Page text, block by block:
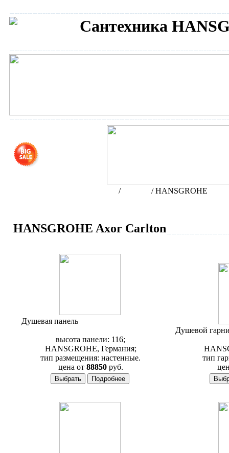
Сантехника
/ /HANSGROHE
HANSGROHE Axor Carlton
Душевая панель
высота панели: 116;
HANSGROHE, Германия;
тип размещения: настенные.
цена от88850 руб.
Душевой
тип